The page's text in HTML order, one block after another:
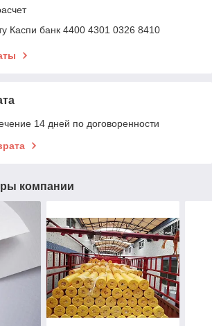
Каспи банк 4400 4301 0326 8410
14 дней по договоренности
компании